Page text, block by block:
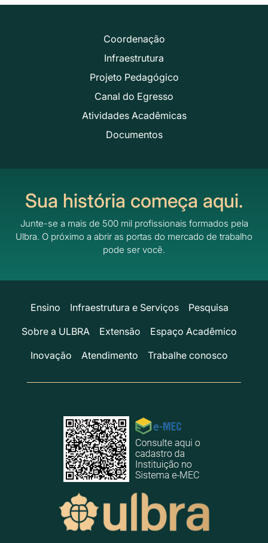
Coordenação
Infraestrutura
Projeto Pedagógico
Canal do Egresso
Atividades Acadêmicas
Documentos
Sua história começa aqui.
Junte-se a mais de 500 mil profissionais formados pela
Ulbra. O próximo a abrir as portas do mercado de trabalho
pode ser você.
Ensino Infraestrutura e Serviços
Pesquisa
Sobre a ULBRA
Extensão
Espaço Acadêmico
Inovação
Atendimento Trabalhe conosco